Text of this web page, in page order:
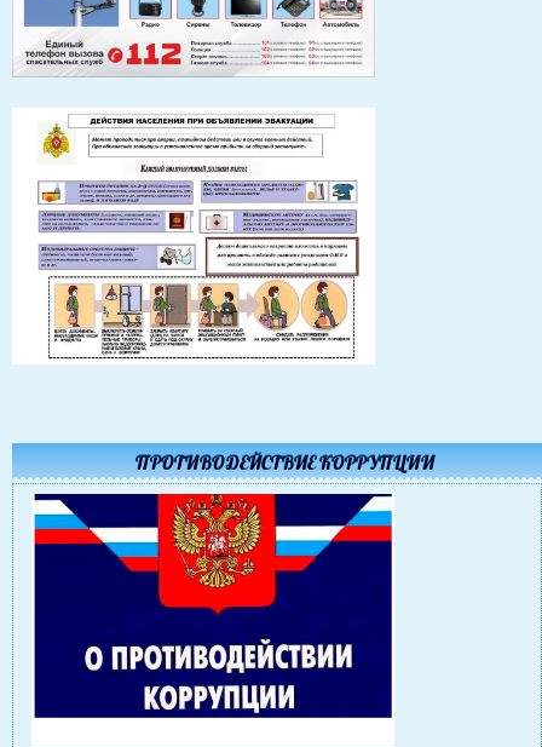
ПРОТИВОДЕЙСТВИЕ КОРРУПЦИИ